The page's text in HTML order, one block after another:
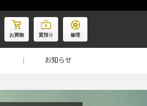
お買物 質預り 修理
お知らせ